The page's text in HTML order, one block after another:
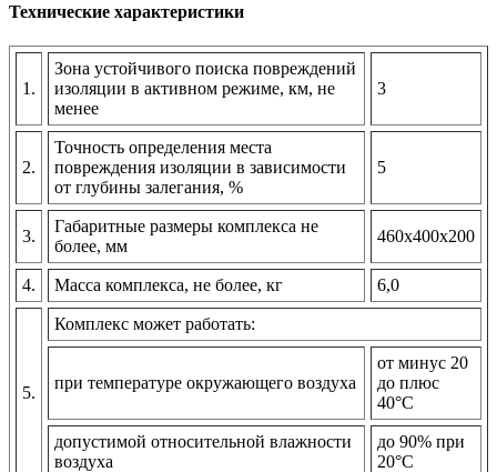
Технические характеристики
1.
Зона устойчивого поиска повреждений
изоляции в активном режиме, км, не
менее
3
2.
Точность определения места
повреждения изоляции в зависимости
от глубины залегания, %
5
3.
Габаритные размеры комплекса не
более, мм
460х400х200
4. Масса комплекса, не более, кг 6,0
5.
Комплекс может работать:
при температуре окружающего воздуха
от минус 20
до плюс
40°С
допустимой относительной влажности
воздуха
до 90% при
20°С